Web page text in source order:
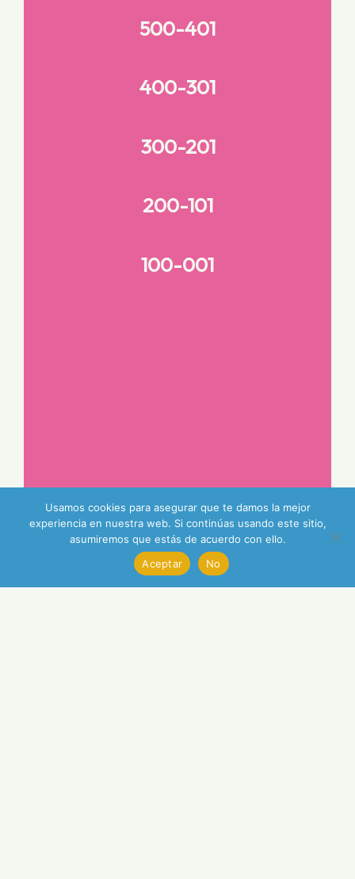
500-401
400-301
300-201
200-101
100-001
Usamos cookies para asegurar que te damos la mejor
experiencia en nuestra web. Si continúas usando este sitio,
asumiremos que estás de acuerdo con ello.
Aceptar
No